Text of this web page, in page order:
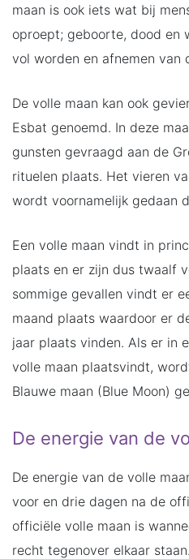
maan is ook iets wat bij
oproept; geboorte, dood en
vol worden en afnemen van
De volle maan kan ook
Esbat genoemd. In deze
gunsten gevraagd aan de
rituelen plaats. Het vieren
wordt voornamelijk gedaan
Een volle maan vindt in
plaats en er zijn dus twaalf
sommige gevallen vindt er
maand plaats waardoor er
jaar plaats vinden. Als er in
volle maan plaatsvindt,
Blauwe maan (Blue Moon)
De energie van de
De energie van de volle
voor en drie dagen na de
officiële volle maan is
recht tegenover elkaar